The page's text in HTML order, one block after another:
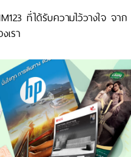
ที่ได้รับความไว้วางใจ จาก
เรา